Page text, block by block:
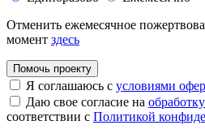
Отменить ежемесячное
момент здесь
Помочь проекту
Я соглашаюсь с условиями
Даю свое согласие на
соответствии с Политикой